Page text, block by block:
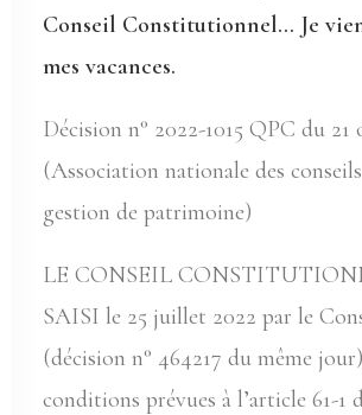
Conseil Constitutionnel… Je
mes vacances.
Décision n° 2022-1015 QPC du 21
(Association nationale des
gestion de patrimoine)
LE CONSEIL
SAISI le 25 juillet 2022 par le
(décision n° 464217 du même
conditions prévues à l’article 61-1